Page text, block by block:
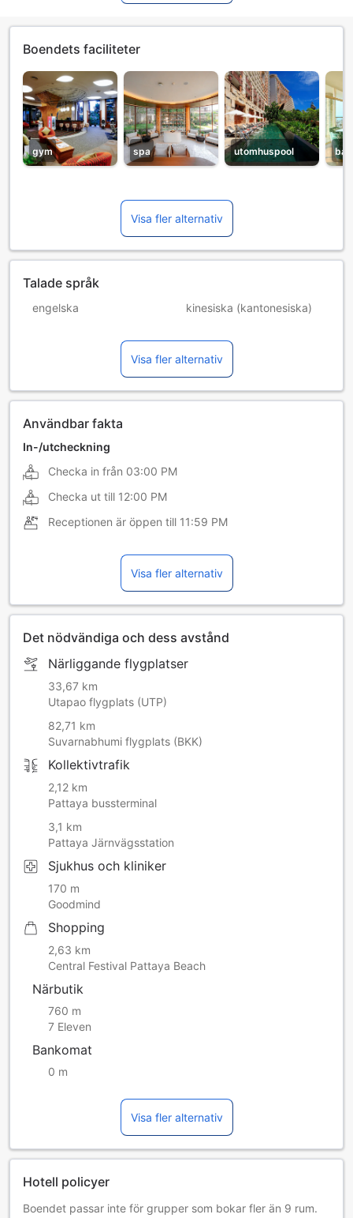
Boendets faciliteter
gym spa utomhuspool bar
Visa fler alternativ
Talade språk
engelska kinesiska (kantonesiska)
tjeckiska
ukrainska
Visa fler alternativ
Användbar fakta
In-/utcheckning
Checka in från 03:00 PM
Checka ut till 12:00 PM
Receptionen är öppen till 11:59 PM
Visa fler alternativ
Det nödvändiga och dess avstånd
Närliggande flygplatser
33,67 km
Utapao flygplats (UTP)
82,71 km
Suvarnabhumi flygplats (BKK)
Kollektivtrafik
2,12 km
Pattaya bussterminal
3,1 km
Pattaya Järnvägsstation
Sjukhus och kliniker
170 m
Goodmind
Shopping
2,63 km
Central Festival Pattaya Beach
Närbutik
760 m
7 Eleven
Bankomat
0 m
Visa fler alternativ
Hotell policyer
Boendet passar inte för grupper som bokar fler än 9 rum.